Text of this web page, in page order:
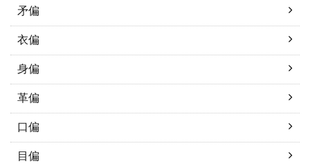
矛偏
衣偏
身偏
革偏
口偏
目偏